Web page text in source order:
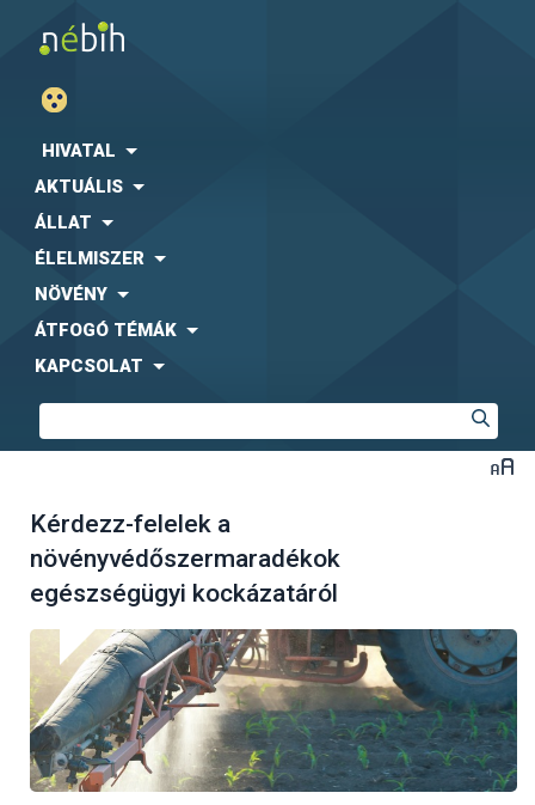
HIVATAL
AKTUÁLIS
ÁLLAT
ÉLELMISZER
NÖVÉNY
ÁTFOGÓ TÉMÁK
KAPCSOLAT
Kérdezz-felelek a
növényvédőszermaradékok
egészségügyi kockázatáról